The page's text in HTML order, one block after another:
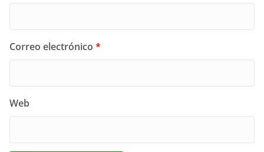
Correo electrónico *
Web